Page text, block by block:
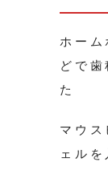
ホー
どで
た
マウ
ェル